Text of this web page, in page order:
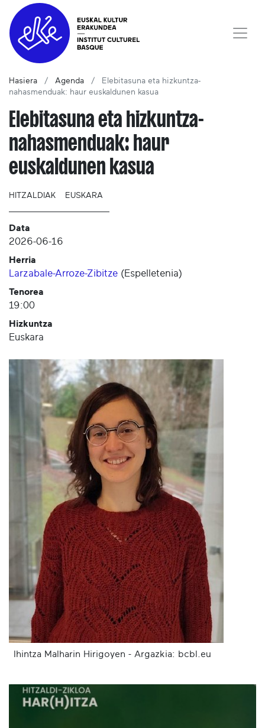
Hasiera Agenda
Elebitasuna eta hizkuntza-
nahasmenduak: haur euskaldunen kasua
Elebitasuna eta hizkuntza-
nahasmenduak: haur
euskaldunen kasua
HITZALDIAK EUSKARA
Data
2026-06-16
Herria
Larzabale-Arroze-Zibitze (Espelletenia)
Tenorea
19:00
Hizkuntza
Euskara
Ihintza Malharin Hirigoyen - Argazkia: bcbl.eu